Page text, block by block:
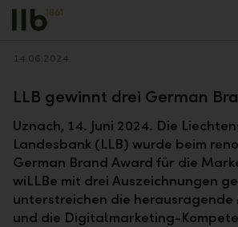
Alerts.Headline
Zurück
14.06.2024
LLB gewinnt drei German
Uznach, 14. Juni 2024. Die
Landesbank (LLB) wurde beim
German Brand Award für die
wiLLBe mit drei Auszeichnungen
unterstreichen die
und die Digitalmarketing-